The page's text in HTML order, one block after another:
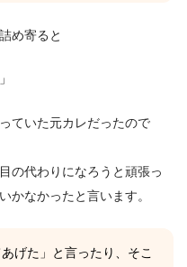
め寄ると
ていた元カレだったので
の代わりになろうと頑張っ
かなかったと言います。
げた」と言ったり、そこ